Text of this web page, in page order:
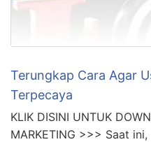
Terungkap Cara Agar
Terpecaya
KLIK DISINI UNTUK
MARKETING >>> Saat